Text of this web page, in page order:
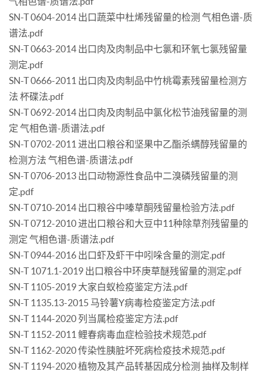
SN-T 0604-2014 出口蔬菜中杜烯残留量的检测 气相色谱-质
谱法.pdf
SN-T 0663-2014 出口肉及肉制品中七氯和环氧七氯残留量
测定.pdf
SN-T 0666-2011 出口肉及肉制品中竹桃霉素残留量检测方
法 杯碟法.pdf
SN-T 0692-2014 出口肉及肉制品中氯化松节油残留量的测
定 气相色谱-质谱法.pdf
SN-T 0702-2011 进出口粮谷和坚果中乙酯杀螨醇残留量的
检测方法 气相色谱-质谱法.pdf
SN-T 0706-2013 出口动物源性食品中二溴磷残留量的测
定.pdf
SN-T 0710-2014 出口粮谷中嗪草酮残留量检验方法.pdf
SN-T 0712-2010 进出口粮谷和大豆中11种除草剂残留量的
测定 气相色谱-质谱法.pdf
SN-T 0944-2016 出口虾及虾干中吲哚含量的测定.pdf
SN-T 1071.1-2019 出口粮谷中环庚草醚残留量的测定.pdf
SN-T 1105-2019 大家白蚁检疫鉴定方法.pdf
SN-T 1135.13-2015 马铃薯Y病毒检疫鉴定方法.pdf
SN-T 1144-2020 列当属检疫鉴定方法.pdf
SN-T 1152-2011 鲤春病毒血症检验技术规范.pdf
SN-T 1162-2020 传染性胰脏坏死病检疫技术规范.pdf
SN-T 1194-2020 植物及其产品转基因成分检测 抽样及制样